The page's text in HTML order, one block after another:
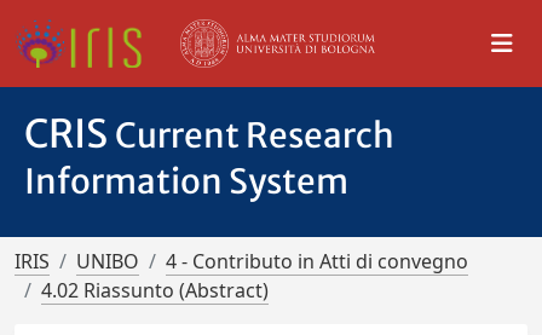
CRIS Current Research
Information System
IRIS UNIBO
4 - Contributo in Atti di convegno
4.02 Riassunto (Abstract)